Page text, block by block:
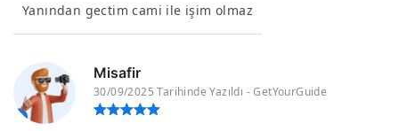
Yanından gectim cami ile işim olmaz
Misafir
30/09/2025 Tarihinde Yazıldı - GetYourGuide